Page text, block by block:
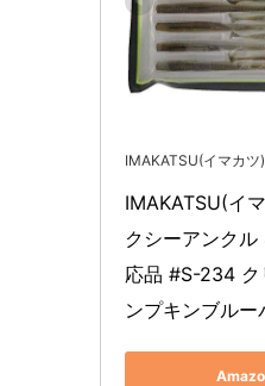
IMAKATSU(イマカツ)
IMAKATSU(イ
クシーアンク
応品 #S-234 ク
ンプキンブルー